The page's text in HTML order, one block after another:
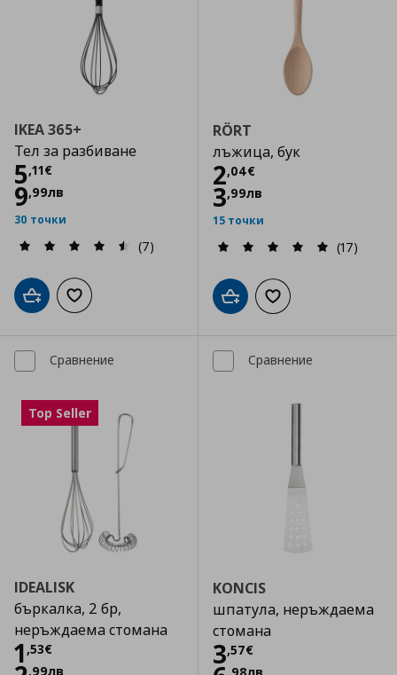
IKEA 365+
Тел за разбиване
5,11€
Цена
9,99лв
30 точки
(7)
Добави в кошницата
Добави към списъка с любими
RÖRT
лъжица, бук
2,04€
Цена
3,99лв
15 точки
(17)
Добави в кошницата
Добави към
Сравнение
Top Seller
IDEALISK
бъркалка, 2 бр,
неръждаема стомана
1 ,53€
Цена
,99лв
Сравнение
KONCIS
шпатула, неръждаема
стомана
3,57€
Цена